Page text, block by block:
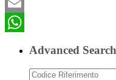
Email
Advanced Search